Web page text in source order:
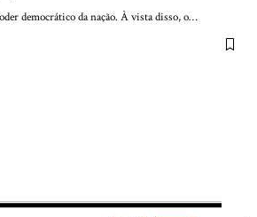
democrático da nação. À vista disso, o…